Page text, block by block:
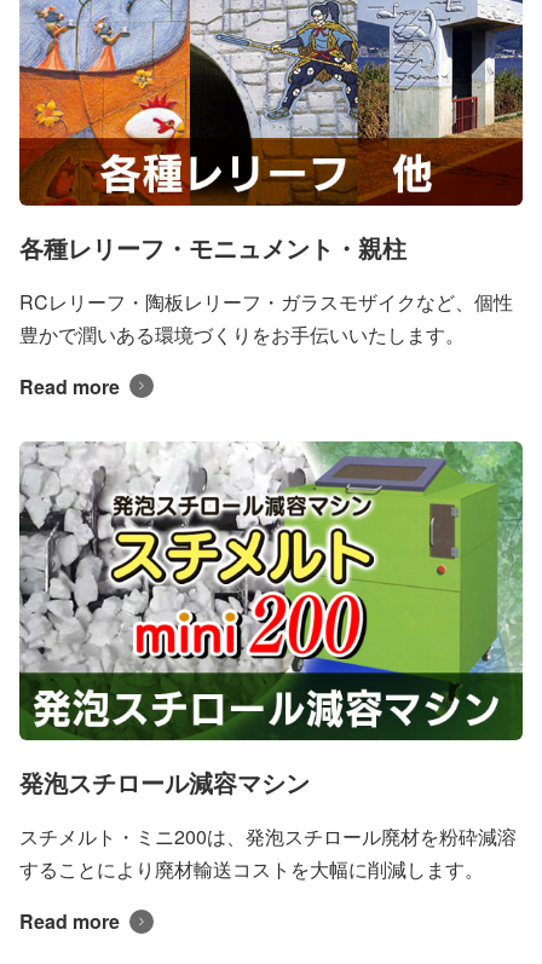
各種レリーフ・モニュメント・親柱
RCレリーフ・陶板レリーフ・ガラスモザイクなど、個性
豊かで潤いある環境づくりをお手伝いいたします。
Read more
発泡スチロール減容マシン
スチメルト・ミニ200は、発泡スチロール廃材を粉砕減溶
することにより廃材輸送コストを大幅に削減します。
Read more